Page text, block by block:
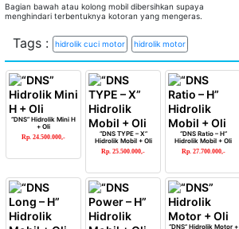
Bagian bawah atau kolong mobil dibersihkan supaya
menghindari terbentuknya kotoran yang mengeras.
Tags : hidrolik cuci motor hidrolik motor
“DNS” Hidrolik Mini H
+ Oli
Rp. 24.500.000,-
“DNS TYPE – X”
Hidrolik Mobil + Oli
Rp. 25.500.000,-
“DNS Ratio – H”
Hidrolik Mobil + Oli
Rp. 27.700.000,-
“DNS” Hidrolik Motor +